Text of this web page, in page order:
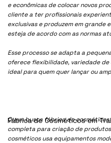
e econômicas de colocar novos
cliente a ter profissionais
exclusivas e produzem em grande
esteja de acordo com as normas
Esse processo se adapta a
oferece flexibilidade, variedade
ideal para quem quer lançar ou
Quem busca fábrica de
completa para criação de
cosméticos usa equipamentos
Fábrica de Cosméticos em